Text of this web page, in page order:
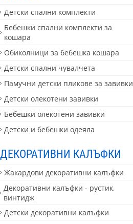
Детски спални комплекти
Бебешки спални комплекти за
кошара
Обиколници за бебешка кошара
Детски спални чувалчета
Памучни детски пликове за завивки
Детски олекотени завивки
Бебешки олекотени завивки
Детски и бебешки одеяла
ДЕКОРАТИВНИ КАЛЪФКИ
Жакардови декоративни калъфки
Декоративни калъфки - рустик,
винтидж
Детски декоративни калъфки